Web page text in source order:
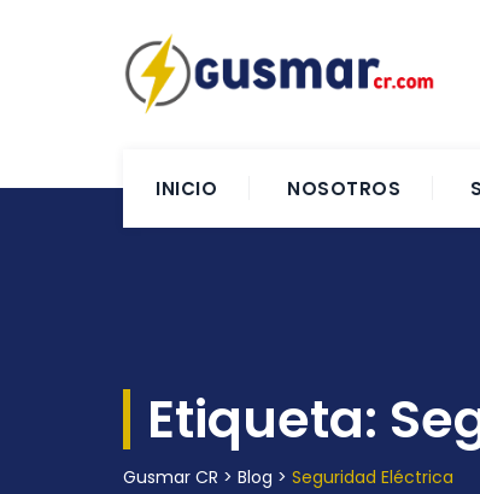
INICIO NOSOTROS
Etiqueta:
Gusmar CR > Blog > Seguridad Eléctrica